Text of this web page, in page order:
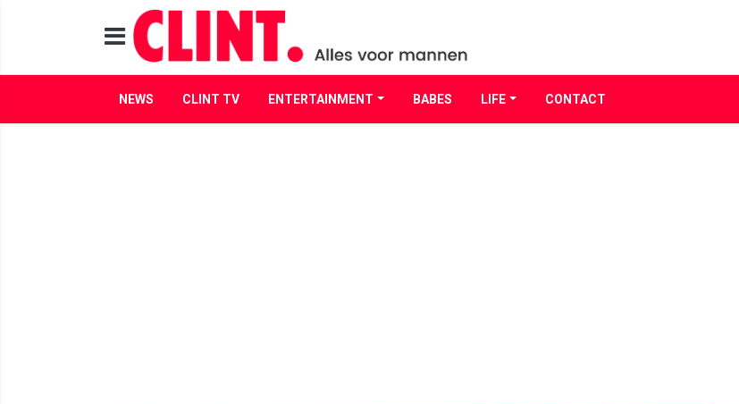
NEWS CLINT TV ENTERTAINMENT BABES LIFE CONTACT